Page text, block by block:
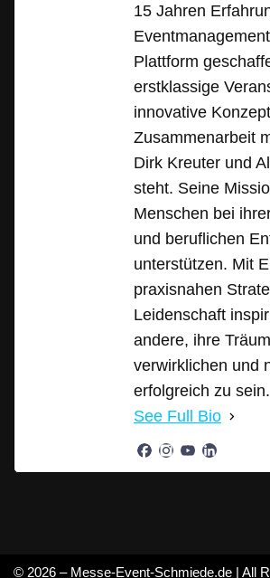
15 Jahren
Plattform
erstklassige
innovative
Zusammenarbeit
Dirk Kreuter und
steht. Seine
Menschen bei
und beruflichen
unterstützen. Mit
praxisnahen
Leidenschaft
andere, ihre
verwirklichen und
erfolgreich zu sein.
See Full Bio
© 2026 – Messe-Event-Schmiede.de | All